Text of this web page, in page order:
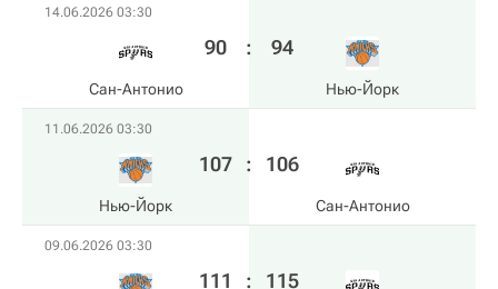
14.06.2026 03:30
Сан-Антонио
90 : 94
Нью-Йорк
11.06.2026 03:30
Нью-Йорк
107 : 106
Сан-Антонио
09.06.2026 03:30
111 : 115